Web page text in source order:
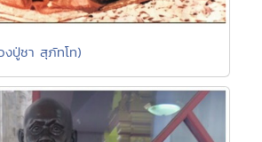
งปู่ชา สุภัทโท)